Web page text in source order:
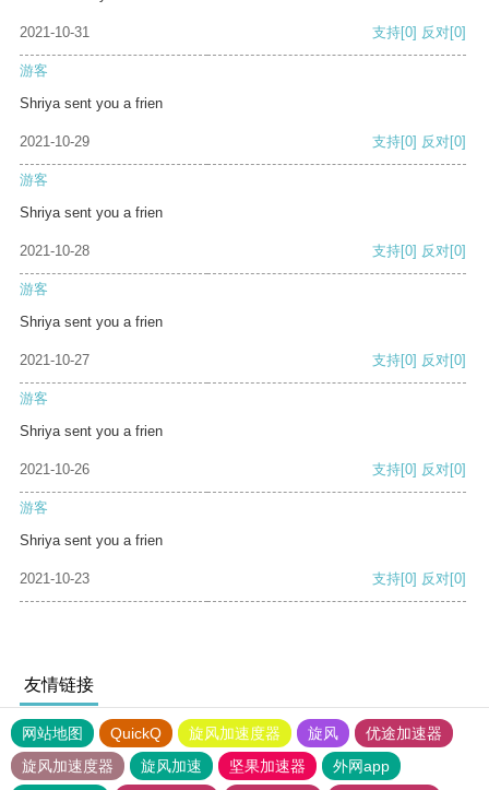
2021-10-31 支持[0] 反对[0]
游客
Shriya sent you a frien
2021-10-29 支持[0] 反对[0]
游客
Shriya sent you a frien
2021-10-28 支持[0] 反对[0]
游客
Shriya sent you a frien
2021-10-27 支持[0] 反对[0]
游客
Shriya sent you a frien
2021-10-26 支持[0] 反对[0]
游客
Shriya sent you a frien
2021-10-23 支持[0] 反对[0]
友情链接
网站地图 QuickQ 旋风加速度器 旋风
优途加速器
旋风加速度器
旋风加速 坚果加速器
外网app